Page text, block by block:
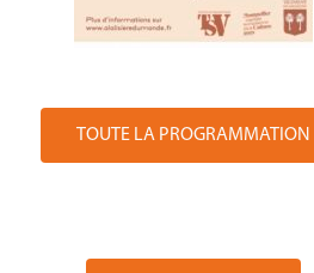
TOUTE LA PROGRAMMATION